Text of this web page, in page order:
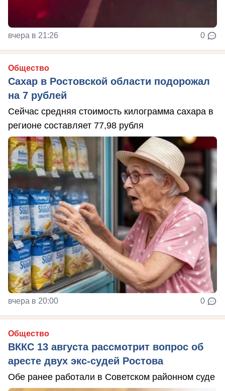
вчера в 21:26 0
Общество
Сахар в Ростовской области подорожал
на 7 рублей
Сейчас средняя стоимость килограмма сахара в
регионе составляет 77,98 рубля
вчера в 20:00 0
Общество
ВККС 13 августа рассмотрит вопрос об
аресте двух экс-судей Ростова
Обе ранее работали в Советском районном суде